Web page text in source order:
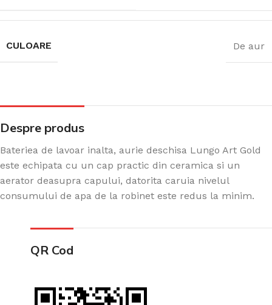
CULOARE De aur
Despre produs
Bateriea de lavoar inalta, aurie deschisa Lungo Art Gold
este echipata cu un cap practic din ceramica si un
aerator deasupra capului, datorita caruia nivelul
consumului de apa de la robinet este redus la minim.
QR Cod